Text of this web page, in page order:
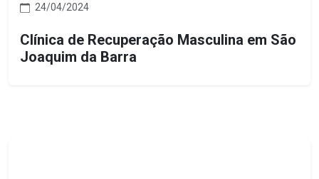
24/04/2024
Clínica de Recuperação Masculina em São
Joaquim da Barra